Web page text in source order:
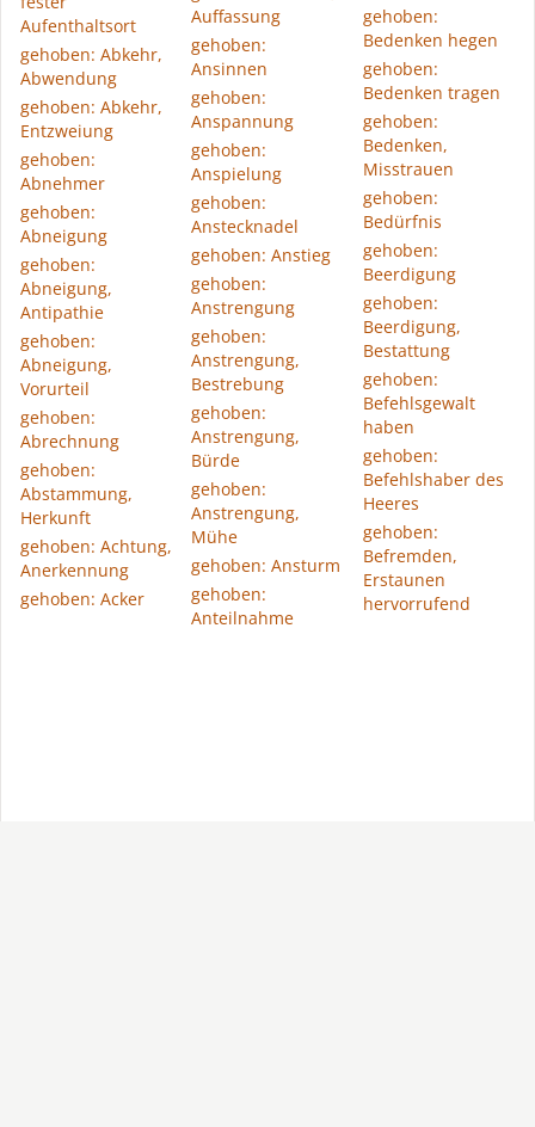
Aufenthaltsort
gehoben: Abkehr,
Abwendung
gehoben: Abkehr,
Entzweiung
gehoben:
Abnehmer
gehoben:
Abneigung
gehoben:
Abneigung,
Antipathie
gehoben:
Abneigung,
Vorurteil
gehoben:
Abrechnung
gehoben:
Abstammung,
Herkunft
gehoben: Achtung,
Anerkennung
gehoben: Acker
Auffassung
gehoben:
Ansinnen
gehoben:
Anspannung
gehoben:
Anspielung
gehoben:
Anstecknadel
gehoben: Anstieg
gehoben:
Anstrengung
gehoben:
Anstrengung,
Bestrebung
gehoben:
Anstrengung,
Bürde
gehoben:
Anstrengung,
Mühe
gehoben: Ansturm
gehoben:
Anteilnahme
gehoben:
Bedenken hegen
gehoben:
Bedenken tragen
gehoben:
Bedenken,
Misstrauen
gehoben:
Bedürfnis
gehoben:
Beerdigung
gehoben:
Beerdigung,
Bestattung
gehoben:
Befehlsgewalt
haben
gehoben:
Befehlshaber des
Heeres
gehoben:
Befremden,
Erstaunen
hervorrufend